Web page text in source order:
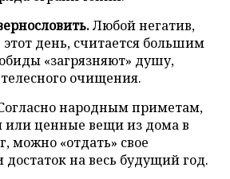
Любой негатив,
день, считается большим
«загрязняют» душу,
очищения.
народным приметам,
или ценные вещи из дома в
можно «отдать» свое
достаток на весь будущий год.